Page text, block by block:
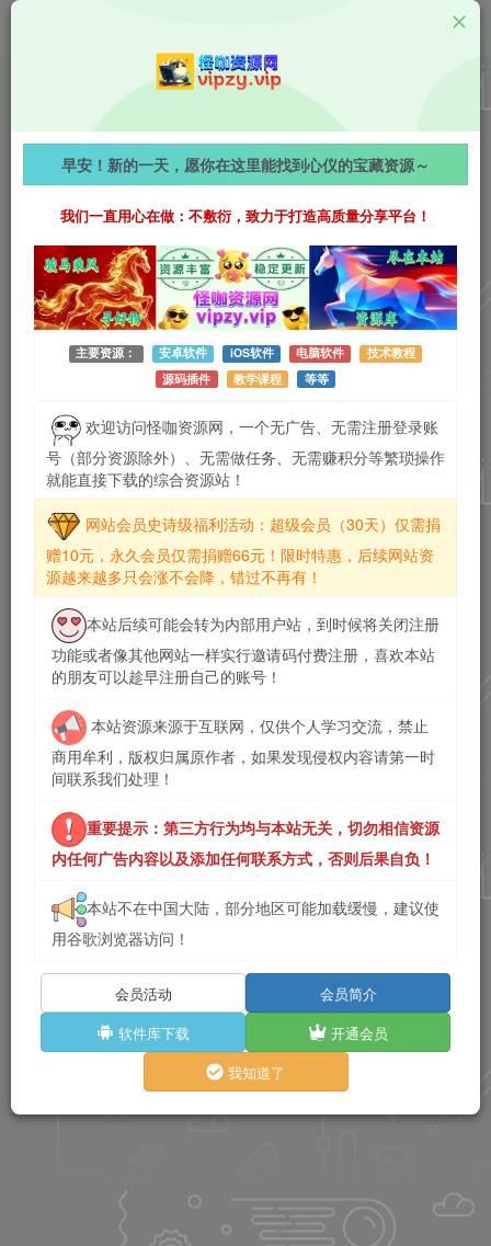
漫拾光 v1.0.4.35 去广告纯净版，海量漫画随心看，免
费高清追漫神器！
929字 阅读时长约5分钟 2026-07-29 更新
作者：怪咖
热度：31
0条评论 作者已发布3745篇文章
早安！新的一天，愿你在这里能找到心仪的宝藏资源～
我们一直用心在做：不敷衍，致力于打造高质量分享平台！
主要资源： 安卓软件 iOS软件 电脑软件
技术教程
源码插件
教学课程 等等
欢迎访问怪咖资源网，一个无广告、无需注册登录账
号（部分资源除外）、无需做任务、无需赚积分等繁琐操作
就能直接下载的综合资源站！
网站会员史诗级福利活动：超级会员（30天）仅需捐
赠10元，永久会员仅需捐赠66元！限时特惠，后续网站资
源越来越多只会涨不会降，错过不再有！
本站后续可能会转为内部用户站，到时候将关闭注册
功能或者像其他网站一样实行邀请码付费注册，喜欢本站
的朋友可以趁早注册自己的账号！
本站资源来源于互联网，仅供个人学习交流，禁止
商用牟利，版权归属原作者，如果发现侵权内容请第一时
间联系我们处理！
重要提示：第三方行为均与本站无关，切勿相信资源
内任何广告内容以及添加任何联系方式，否则后果自负！
本站不在中国大陆，部分地区可能加载缓慢，建议使
用谷歌浏览器访问！
会员活动
会员简介
软件库下载
开通会员
我知道了